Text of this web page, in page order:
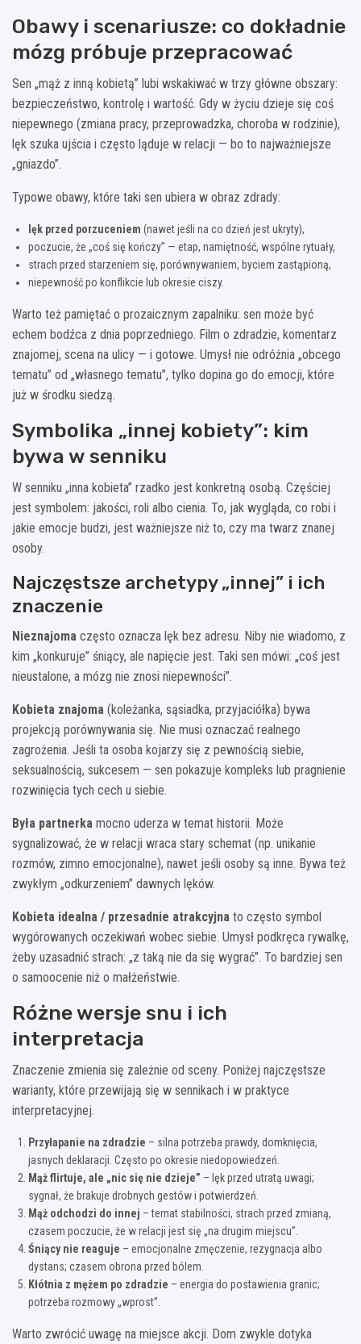
Obawy i scenariusze: co dokładnie
mózg próbuje przepracować
Sen „mąż z inną kobietą” lubi wskakiwać w trzy główne obszary:
bezpieczeństwo, kontrolę i wartość. Gdy w życiu dzieje się coś
niepewnego (zmiana pracy, przeprowadzka, choroba w rodzinie),
lęk szuka ujścia i często ląduje w relacji — bo to najważniejsze
„gniazdo”.
Typowe obawy, które taki sen ubiera w obraz zdrady:
lęk przed porzuceniem (nawet jeśli na co dzień jest ukryty),
poczucie, że „coś się kończy” — etap, namiętność, wspólne rytuały,
strach przed starzeniem się, porównywaniem, byciem zastąpioną,
niepewność po konflikcie lub okresie ciszy.
Warto też pamiętać o prozaicznym zapalniku: sen może być
echem bodźca z dnia poprzedniego. Film o zdradzie, komentarz
znajomej, scena na ulicy — i gotowe. Umysł nie odróżnia „obcego
tematu” od „własnego tematu”, tylko dopina go do emocji, które
już w środku siedzą.
Symbolika „innej kobiety”: kim
bywa w senniku
W senniku „inna kobieta” rzadko jest konkretną osobą. Częściej
jest symbolem: jakości, roli albo cienia. To, jak wygląda, co robi i
jakie emocje budzi, jest ważniejsze niż to, czy ma twarz znanej
osoby.
Najczęstsze archetypy „innej” i ich
znaczenie
Nieznajoma często oznacza lęk bez adresu. Niby nie wiadomo, z
kim „konkuruje” śniący, ale napięcie jest. Taki sen mówi: „coś jest
nieustalone, a mózg nie znosi niepewności”.
Kobieta znajoma (koleżanka, sąsiadka, przyjaciółka) bywa
projekcją porównywania się. Nie musi oznaczać realnego
zagrożenia. Jeśli ta osoba kojarzy się z pewnością siebie,
seksualnością, sukcesem — sen pokazuje kompleks lub pragnienie
rozwinięcia tych cech u siebie.
Była partnerka mocno uderza w temat historii. Może
sygnalizować, że w relacji wraca stary schemat (np. unikanie
rozmów, zimno emocjonalne), nawet jeśli osoby są inne. Bywa też
zwykłym „odkurzeniem” dawnych lęków.
Kobieta idealna / przesadnie atrakcyjna to często symbol
wygórowanych oczekiwań wobec siebie. Umysł podkręca rywalkę,
żeby uzasadnić strach: „z taką nie da się wygrać”. To bardziej sen
o samoocenie niż o małżeństwie.
Różne wersje snu i ich
interpretacja
Znaczenie zmienia się zależnie od sceny. Poniżej najczęstsze
warianty, które przewijają się w sennikach i w praktyce
interpretacyjnej.
Przyłapanie na zdradzie – silna potrzeba prawdy, domknięcia,
jasnych deklaracji. Często po okresie niedopowiedzeń.
Mąż flirtuje, ale „nic się nie dzieje” – lęk przed utratą uwagi;
sygnał, że brakuje drobnych gestów i potwierdzeń.
Mąż odchodzi do innej – temat stabilności, strach przed zmianą,
czasem poczucie, że w relacji jest się „na drugim miejscu”.
Śniący nie reaguje – emocjonalne zmęczenie, rezygnacja albo
dystans; czasem obrona przed bólem.
Kłótnia z mężem po zdradzie – energia do postawienia granic;
potrzeba rozmowy „wprost”.
Warto zwrócić uwagę na miejsce akcji. Dom zwykle dotyka